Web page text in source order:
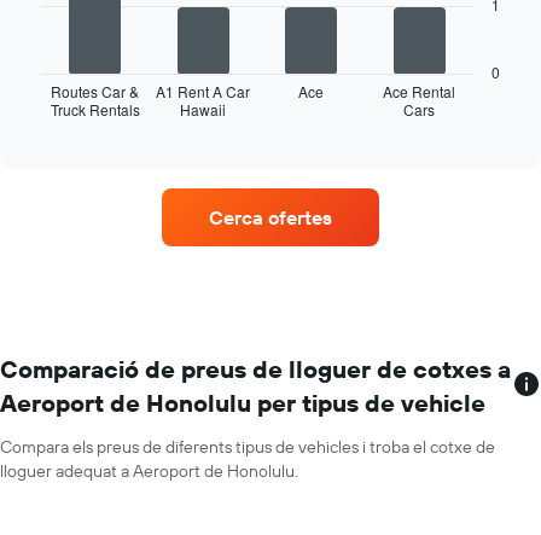
mesos
l'any
diari
cotxes
de
lloguer
taula
mostra
les
gràfic
1
X
que
Routes Car &
Truck Rentals
A1 Rent A Car
Hawaii
Ace
Ace Rental
Cars
0
1
End
Cerca ofertes
Comparació de preus de lloguer de cotxes a
Aeroport de Honolulu per tipus de vehicle
Compara els preus de diferents tipus de vehicles i troba el cotxe de
lloguer adequat a Aeroport de Honolulu.